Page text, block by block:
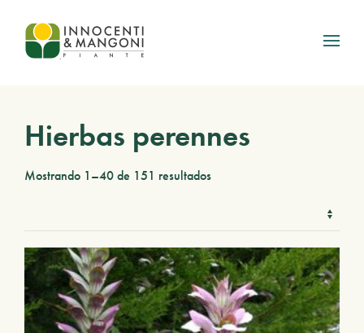
Skip to main content
Hierbas perennes
Mostrando 1–40 de 151 resultados